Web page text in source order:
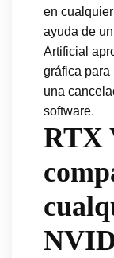
en
ayuda de
Artificial
gráfica para
una
software.
RTX